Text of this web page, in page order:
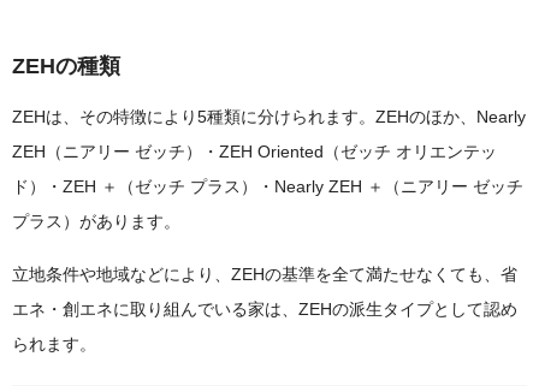
ZEHの種類
ZEHは、その特徴により5種類に分けられます。ZEHのほか、Nearly
ZEH（ニアリー ゼッチ）・ZEH Oriented（ゼッチ オリエンテッ
ド）・ZEH ＋（ゼッチ プラス）・Nearly ZEH ＋（ニアリー ゼッチ
プラス）があります。
立地条件や地域などにより、ZEHの基準を全て満たせなくても、省
エネ・創エネに取り組んでいる家は、ZEHの派生タイプとして認め
られます。